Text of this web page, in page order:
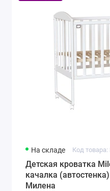
На складе Код товара:
Детская кроватка
качалка
Милена